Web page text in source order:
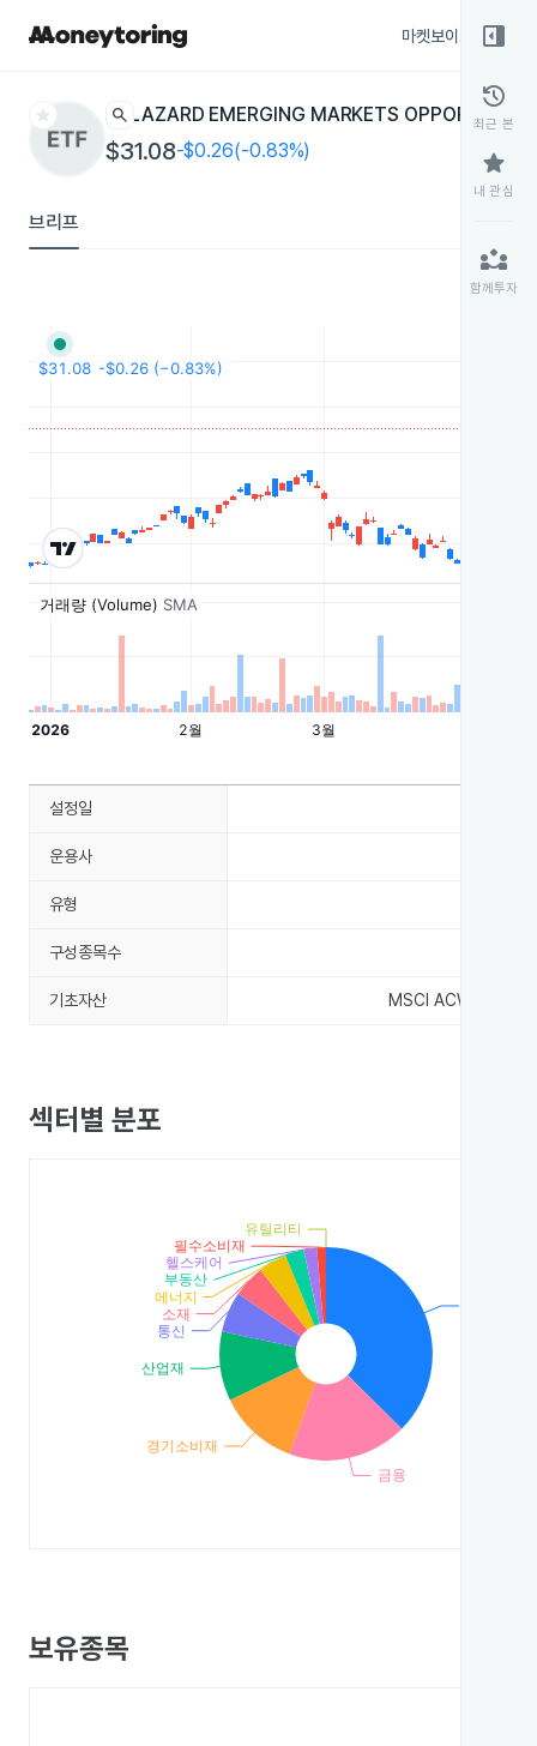
마켓보이스
star search LAZARD EMERGING MARKETS
$31.08-$0.26(-0.83%)
브리프
right_panel_open
history
최근 본
star
내 관심
partner_exchange
함께투자